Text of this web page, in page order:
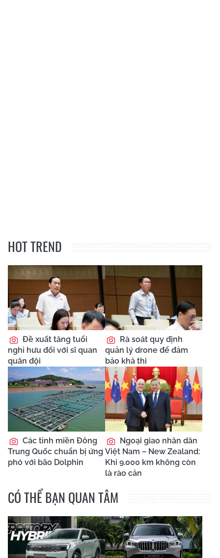
HOT TREND
Đề xuất tăng tuổi
nghỉ hưu đối với sĩ quan
quân đội
Rà soát quy định
quản lý drone để đảm
bảo khả thi
Các tỉnh miền Đông
Trung Quốc chuẩn bị ứng
phó với bão Dolphin
Ngoại giao nhân dân
Việt Nam – New Zealand:
Khi 9.000 km không còn
là rào cản
CÓ THỂ BẠN QUAN TÂM